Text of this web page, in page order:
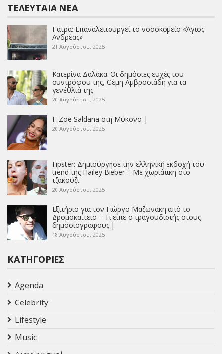
ΤΕΛΕΥΤΑΊΑ ΝΈΑ
Πάτρα: Επαναλειτουργεί το νοσοκομείο «Άγιος
Ανδρέας»
21 Αυγούστου, 2025
Κατερίνα Δαλάκα: Οι δημόσιες ευχές του
συντρόφου της, Θέμη Αμβροσιάδη για τα
γενέθλιά της
20 Αυγούστου, 2025
Η Zoe Saldana στη Μύκονο |
20 Αυγούστου, 2025
Fipster: Δημιούργησε την ελληνική εκδοχή του
trend της Hailey Bieber – Με χωριάτικη στο
τζακούζι
20 Αυγούστου, 2025
Εξιτήριο για τον Γιώργο Μαζωνάκη από το
Δρομοκαΐτειο – Τι είπε ο τραγουδιστής στους
δημοσιογράφους |
18 Αυγούστου, 2025
ΚΑΤΗΓΟΡΊΕΣ
Agenda
Celebrity
Lifestyle
Music